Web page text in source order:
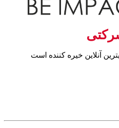
آنلاین خیره کننده است